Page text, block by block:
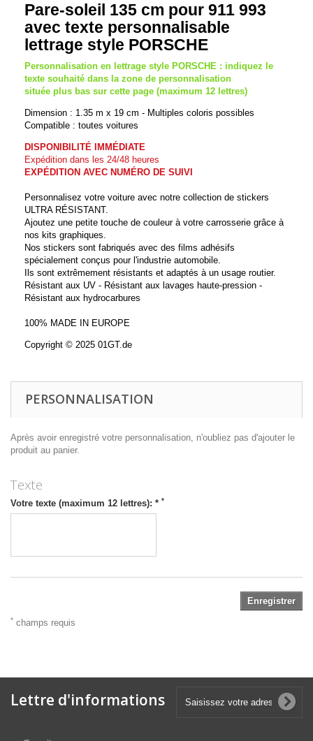
Pare-soleil 135 cm pour 911 993
avec texte personnalisable
lettrage style PORSCHE
Personnalisation en lettrage style PORSCHE : indiquez le
texte souhaité dans la zone de personnalisation
située plus bas sur cette page (maximum 12 lettres)
Dimension : 1.35 m x 19 cm - Multiples coloris possibles
Compatible : toutes voitures
DISPONIBILITÉ IMMÉDIATE
Expédition dans les 24/48 heures
EXPÉDITION AVEC NUMÉRO DE SUIVI
Personnalisez votre voiture avec notre collection de stickers
ULTRA RÉSISTANT.
Ajoutez une petite touche de couleur à votre carrosserie grâce à
nos kits graphiques.
Nos stickers sont fabriqués avec des films adhésifs
spécialement conçus pour l'industrie automobile.
Ils sont extrêmement résistants et adaptés à un usage routier.
Résistant aux UV - Résistant aux lavages haute-pression -
Résistant aux hydrocarbures
100% MADE IN EUROPE
Copyright © 2025 01GT.de
PERSONNALISATION
Après avoir enregistré votre personnalisation, n'oubliez pas d'ajouter le
produit au panier.
Texte
Votre texte (maximum 12 lettres): * *
Enregistrer
* champs requis
Lettre d'informations